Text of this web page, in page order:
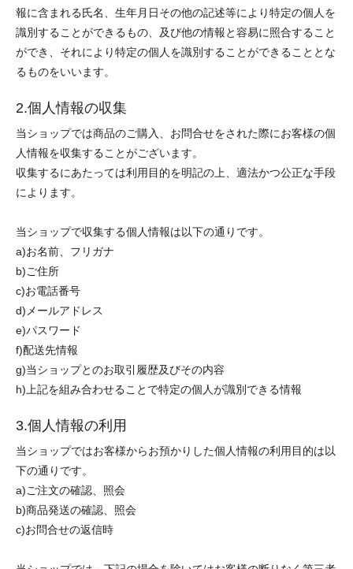
報に含まれる氏名、生年月日その他の記述等により特定の個人を
識別することができるもの、及び他の情報と容易に照合すること
ができ、それにより特定の個人を識別することができることとな
るものをいいます。
2.個人情報の収集
当ショップでは商品のご購入、お問合せをされた際にお客様の個
人情報を収集することがございます。
収集するにあたっては利用目的を明記の上、適法かつ公正な手段
によります。
当ショップで収集する個人情報は以下の通りです。
a)お名前、フリガナ
b)ご住所
c)お電話番号
d)メールアドレス
e)パスワード
f)配送先情報
g)当ショップとのお取引履歴及びその内容
h)上記を組み合わせることで特定の個人が識別できる情報
3.個人情報の利用
当ショップではお客様からお預かりした個人情報の利用目的は以
下の通りです。
a)ご注文の確認、照会
b)商品発送の確認、照会
c)お問合せの返信時